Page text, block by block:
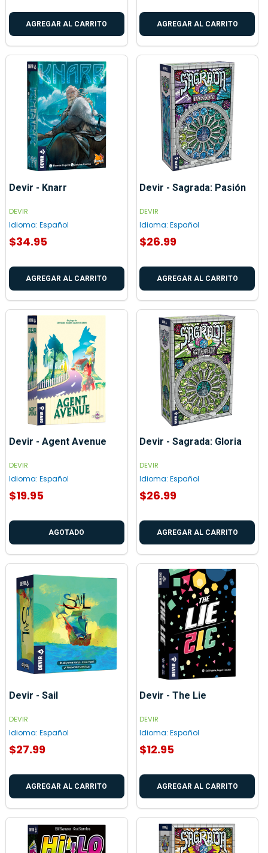
AGREGAR AL CARRITO AGREGAR AL CARRITO
Devir - Knarr
DEVIR
Idioma: Español
$34.95
AGREGAR AL CARRITO
Devir - Sagrada: Pasión
DEVIR
Idioma: Español
$26.99
AGREGAR AL CARRITO
Devir - Agent Avenue
DEVIR
Idioma: Español
$19.95
AGOTADO
Devir - Sagrada: Gloria
DEVIR
Idioma: Español
$26.99
AGREGAR AL CARRITO
Devir - Sail
DEVIR
Idioma: Español
$27.99
AGREGAR AL CARRITO
Devir - The Lie
DEVIR
Idioma: Español
$12.95
AGREGAR AL CARRITO